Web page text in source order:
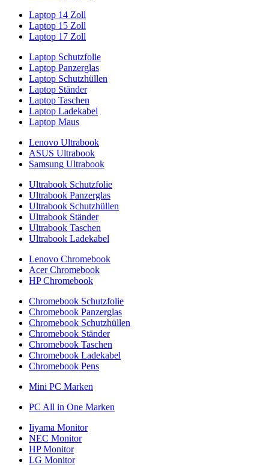
Laptop 14 Zoll
Laptop 15 Zoll
Laptop 17 Zoll
Laptop Schutzfolie
Laptop Panzerglas
Laptop Schutzhüllen
Laptop Ständer
Laptop Taschen
Laptop Ladekabel
Laptop Maus
Lenovo Ultrabook
ASUS Ultrabook
Samsung Ultrabook
Ultrabook Schutzfolie
Ultrabook Panzerglas
Ultrabook Schutzhüllen
Ultrabook Ständer
Ultrabook Taschen
Ultrabook Ladekabel
Lenovo Chromebook
Acer Chromebook
HP Chromebook
Chromebook Schutzfolie
Chromebook Panzerglas
Chromebook Schutzhüllen
Chromebook Ständer
Chromebook Taschen
Chromebook Ladekabel
Chromebook Pens
Mini PC Marken
PC All in One Marken
Iiyama Monitor
NEC Monitor
HP Monitor
LG Monitor